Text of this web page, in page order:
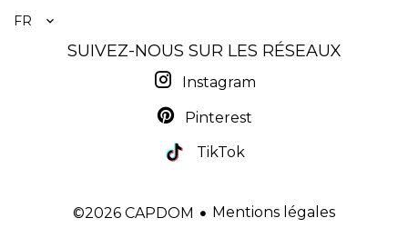
FR
SUIVEZ-NOUS SUR LES RÉSEAUX
Instagram
Pinterest
TikTok
©2026 CAPDOM Mentions légales